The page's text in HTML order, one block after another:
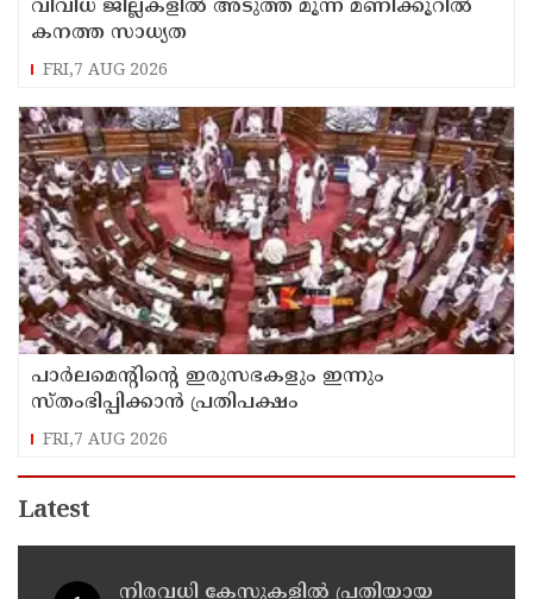
വിവിധ ജില്ലകളില്‍ അടുത്ത മൂന്ന് മണിക്കൂറില്‍
കനത്ത സാധ്യത
FRI,7 AUG 2026
പാര്‍ലമെന്റിന്റെ ഇരുസഭകളും ഇന്നും
സ്തംഭിപ്പിക്കാന്‍ പ്രതിപക്ഷം
FRI,7 AUG 2026
Latest
നിരവധി കേസുകളിൽ പ്രതിയായ